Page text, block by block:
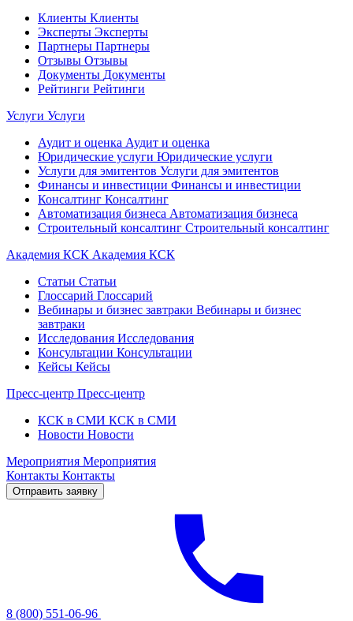
Клиенты Клиенты
Эксперты Эксперты
Партнеры Партнеры
Отзывы Отзывы
Документы Документы
Рейтинги Рейтинги
Услуги Услуги
Аудит и оценка Аудит и оценка
Юридические услуги Юридические услуги
Услуги для эмитентов Услуги для эмитентов
Финансы и инвестиции Финансы и инвестиции
Консалтинг Консалтинг
Автоматизация бизнеса Автоматизация бизнеса
Строительный консалтинг Строительный консалтинг
Академия КСК Академия КСК
Статьи Статьи
Глоссарий Глоссарий
Вебинары и бизнес завтраки Вебинары и бизнес
завтраки
Исследования Исследования
Консультации Консультации
Кейсы Кейсы
Пресс-центр Пресс-центр
КСК в СМИ КСК в СМИ
Новости Новости
Мероприятия Мероприятия
Контакты Контакты
Отправить заявку
8 (800) 551-06-96